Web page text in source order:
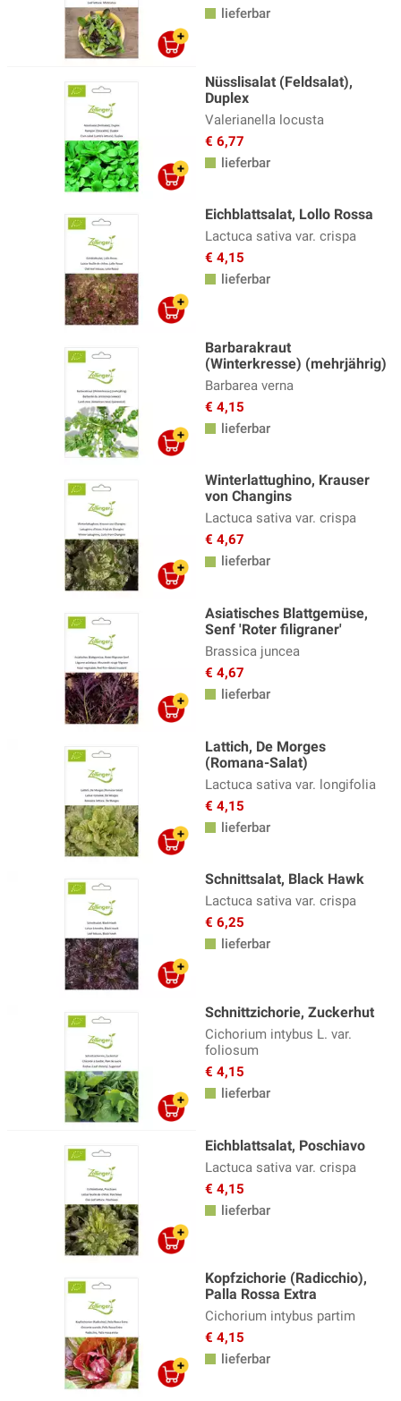
lieferbar
Nüsslisalat (Feldsalat),
Duplex
Valerianella locusta
€ 6,77
lieferbar
Eichblattsalat, Lollo Rossa
Lactuca sativa var. crispa
€ 4,15
lieferbar
Barbarakraut
(Winterkresse) (mehrjährig)
Barbarea verna
€ 4,15
lieferbar
Winterlattughino, Krauser
von Changins
Lactuca sativa var. crispa
€ 4,67
lieferbar
Asiatisches Blattgemüse,
Senf 'Roter filigraner'
Brassica juncea
€ 4,67
lieferbar
Lattich, De Morges
(Romana-Salat)
Lactuca sativa var. longifolia
€ 4,15
lieferbar
Schnittsalat, Black Hawk
Lactuca sativa var. crispa
€ 6,25
lieferbar
Schnittzichorie, Zuckerhut
Cichorium intybus L. var.
foliosum
€ 4,15
lieferbar
Eichblattsalat, Poschiavo
Lactuca sativa var. crispa
€ 4,15
lieferbar
Kopfzichorie (Radicchio),
Palla Rossa Extra
Cichorium intybus partim
€ 4,15
lieferbar